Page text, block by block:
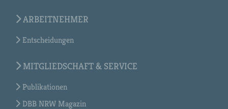
ARBEITNEHMER
Entscheidungen
MITGLIEDSCHAFT & SERVICE
Publikationen
DBB NRW Magazin